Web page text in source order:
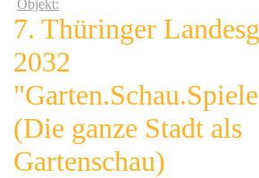
Objekt:
7. Thüringer
2032
(Die ganze Stadt als
Gartenschau)